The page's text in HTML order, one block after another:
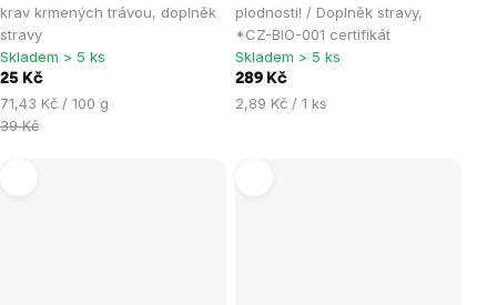
krav krmených trávou, doplněk
stravy
Skladem > 5 ks
25 Kč
Měrná
cena:
71,43 Kč / 100 g
39 Kč
plodnosti! / Doplněk stravy,
*CZ-BIO-001 certifikát
Skladem > 5 ks
289 Kč
Měrná
2,89 Kč / 1 ks